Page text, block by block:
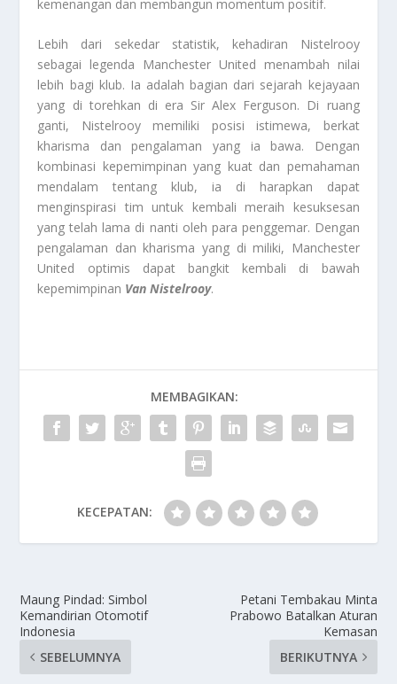
kemenangan dan membangun momentum positif.
Lebih dari sekedar statistik, kehadiran Nistelrooy
sebagai legenda Manchester United menambah nilai
lebih bagi klub. Ia adalah bagian dari sejarah kejayaan
yang di torehkan di era Sir Alex Ferguson. Di ruang
ganti, Nistelrooy memiliki posisi istimewa, berkat
kharisma dan pengalaman yang ia bawa. Dengan
kombinasi kepemimpinan yang kuat dan pemahaman
mendalam tentang klub, ia di harapkan dapat
menginspirasi tim untuk kembali meraih kesuksesan
yang telah lama di nanti oleh para penggemar. Dengan
pengalaman dan kharisma yang di miliki, Manchester
United optimis dapat bangkit kembali di bawah
kepemimpinan Van Nistelrooy.
MEMBAGIKAN:
KECEPATAN:
Maung Pindad: Simbol
Kemandirian Otomotif
Indonesia
SEBELUMNYA
Petani Tembakau Minta
Prabowo Batalkan Aturan
Kemasan
BERIKUTNYA